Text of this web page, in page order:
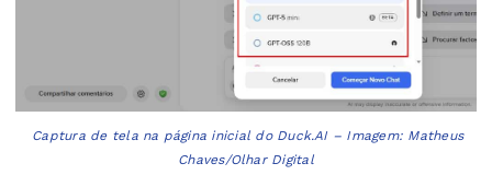
Captura de tela na página inicial do Duck.AI – Imagem: Matheus
Chaves/Olhar Digital